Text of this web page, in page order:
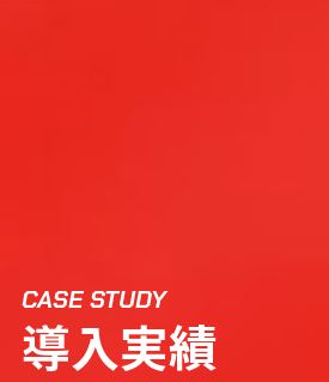
CASE STUDY
導入実績